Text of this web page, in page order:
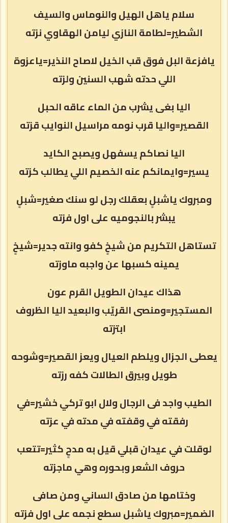
سلام ياهل الهيل والنوماس والسيف
الشطير=لطامة النازي ليامن الهقاوي نزته
يافزعة البل فوق قب الخيل لاصاح النذير=ياعزوة
اللي حدته شهب السنين ولزته
اليا بغى يشرب من الماء عاقه الحبل
القصير=واليا قرب نومه مراسيل النوايب قزته
اليا نصاكم يسفهل ويصبح الكايد
يسير=وايمانكم عنه الخصيم اللي يطالب كزته
ومبروك ياشبلٍ بعقلك رجل لو سنك صغير=شبلٍ
يبشر بالنجوميه على اول فزته
تستاهل التكريم من شيخٍ كفو وانته جدير=شيخٍ
يمينه كسبها عن واجبه ماوزته
هذاك عيدان الطويل القرم عون
المستجير=ومنصى القريّب والبعيد اليا الظروف
ابتزته
يعطى الجزال ويلطم العيال ويعز القصير=وشوحه
طويل وبيرق الطالات كفه رزته
الطيب واجد فى الرجال ولال ابو تركي خشير=في
رفقته في وقفته في مدته في عزته
لوقلت في عيدان قبلي قيل به مدحٍ كثير=تتعب
حروف الشعر وبحوره وهي ماجزته
وختامها من صادق الساني ومن صافى
الضمير=مبروك ياشبل سطع نجمه على اول فزته